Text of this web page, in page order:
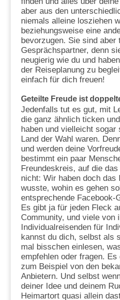
aber aus den
niemals alleine losziehen
beziehungsweise eine
bevorzugen. Sie sind aber
Gesprächspartner, denn
neugierig wie du und
der Reiseplanung zu
einfach für dich freuen!
Geteilte Freude ist
Jedenfalls tut es gut, mit
die ganz ähnlich ticken
haben und vielleicht sogar
Land der Wahl waren.
und werden deine
bestimmt ein paar
Freundeskreis, auf die
nicht: Wir haben doch das
wusste, wohin es gehen
entsprechende Facebook-
Es gibt ja für jeden Fleck
Community, und viele von
Individualreisenden für
kannst du dich, selbst als
mal bisschen einlesen,
empfehlen oder fragen.
zum Beispiel von den
Anbietern. Und selbst
deiner Idee und deinem
Heimartort quasi allein